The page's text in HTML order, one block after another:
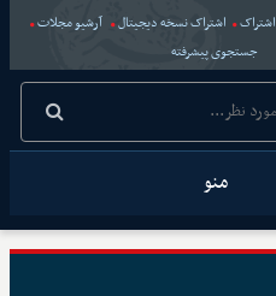
اشتراک اشتراک نسخه دیجیتال
آرشیو مجلات
جستجوی پیشرفته
منو